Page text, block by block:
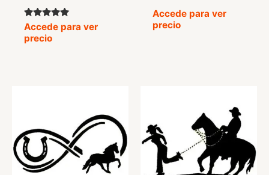
Valorado
con
5.00
Accede para ver
precio
Accede para ver
precio